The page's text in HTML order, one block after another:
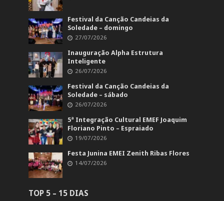
Festival da Canção Candeias da
Soledade – domingo
27/07/2026
Inauguração Alpha Estrutura
Inteligente
26/07/2026
Festival da Canção Candeias da
Soledade – sábado
26/07/2026
5ª Integração Cultural EMEF Joaquim
Floriano Pinto – Espraiado
19/07/2026
Festa Junina EMEI Zenith Ribas Flores
14/07/2026
TOP 5 – 15 DIAS